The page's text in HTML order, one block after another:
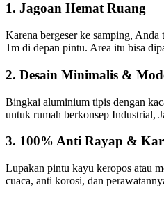
1. Jagoan Hemat Ruang
Karena bergeser ke samping,
1m di depan pintu. Area itu bisa
2. Desain Minimalis &
Bingkai aluminium tipis dengan
untuk rumah berkonsep Industrial,
3. 100% Anti Rayap &
Lupakan pintu kayu keropos atau
cuaca, anti korosi, dan